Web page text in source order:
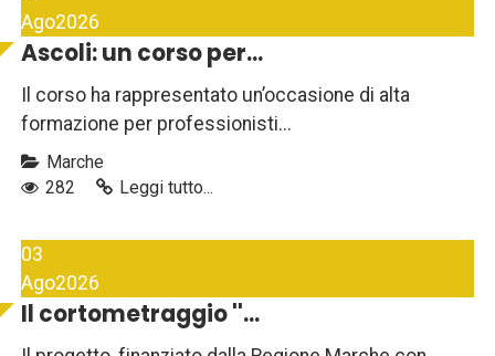
Ago2026
Ascoli: un corso per...
Il corso ha rappresentato un’occasione di alta
formazione per professionisti...
Marche
282
Leggi tutto...
03
Ago2026
Il cortometraggio ''...